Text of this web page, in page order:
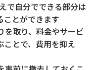
で自分でできる部分は
ことができます
取り、料金やサービ
ことで、費用を抑え